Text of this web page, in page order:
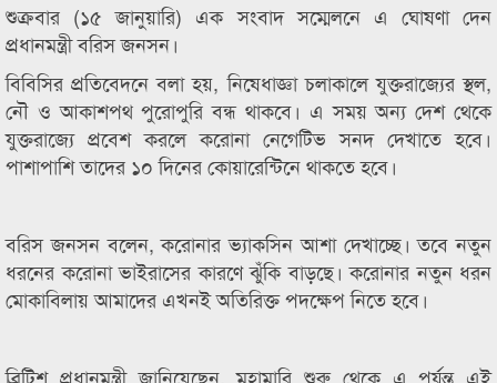
শুক্রবার (১৫ জানুয়ারি) এক সংবাদ সম্মেলনে এ ঘোষণা দেন
প্রধানমন্ত্রী বরিস জনসন।
বিবিসির প্রতিবেদনে বলা হয়, নিষেধাজ্ঞা চলাকালে যুক্তরাজ্যের স্থল,
নৌ ও আকাশপথ পুরোপুরি বন্ধ থাকবে। এ সময় অন্য দেশ থেকে
যুক্তরাজ্যে প্রবেশ করলে করোনা নেগেটিভ সনদ দেখাতে হবে।
পাশাপাশি তাদের ১০ দিনের কোয়ারেন্টিনে থাকতে হবে।
বরিস জনসন বলেন, করোনার ভ্যাকসিন আশা দেখাচ্ছে। তবে নতুন
ধরনের করোনা ভাইরাসের কারণে ঝুঁকি বাড়ছে। করোনার নতুন ধরন
মোকাবিলায় আমাদের এখনই অতিরিক্ত পদক্ষেপ নিতে হবে।
ব্রিটিশ প্রধানমন্ত্রী জানিয়েছেন, মহামারি শুরু থেকে এ পর্যন্ত এই